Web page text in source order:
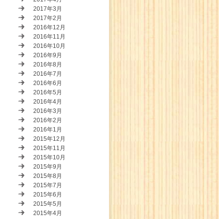
2017年3月
2017年2月
2016年12月
2016年11月
2016年10月
2016年9月
2016年8月
2016年7月
2016年6月
2016年5月
2016年4月
2016年3月
2016年2月
2016年1月
2015年12月
2015年11月
2015年10月
2015年9月
2015年8月
2015年7月
2015年6月
2015年5月
2015年4月